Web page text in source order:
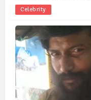
Celebrity